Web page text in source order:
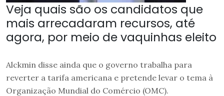
Veja quais são os candidatos que
mais arrecadaram recursos, até
agora, por meio de vaquinhas eleito
Alckmin disse ainda que o governo trabalha para
reverter a tarifa americana e pretende levar o tema à
Organização Mundial do Comércio (OMC).